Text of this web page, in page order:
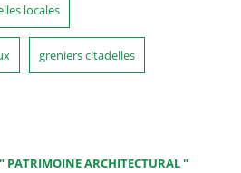
locales
greniers citadelles
" PATRIMOINE ARCHITECTURAL "